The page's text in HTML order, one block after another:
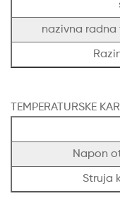
nazivna
TEMPERATURSKE
Napon
Struja